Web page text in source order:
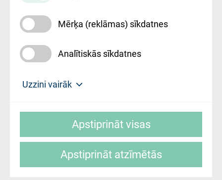
pakalpojumu
cenrādis
Mājas lapas izstrāde:
Mērķa (reklāmas) sīkdatnes
Analītiskās sīkdatnes
Uzzini vairāk
slimnīca, turpmāk – Pārzinis, sīkdatņu
sīkdatņu izmantošanas nosacījumiem.
Apstiprināt visas
Apstiprināt atzīmētās